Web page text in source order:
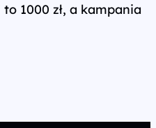
1000 zł, a kampania